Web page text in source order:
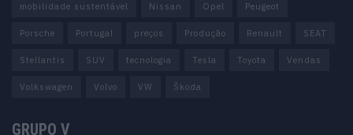
mobilidade sustentável Nissan Opel Peugeot
Porsche Portugal preços Produção Renault SEAT
Stellantis SUV tecnologia Tesla Toyota Vendas
Volkswagen Volvo VW Škoda
GRUPO V